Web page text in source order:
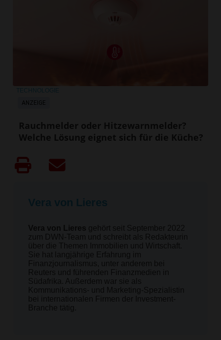
ANZEIGE
TECHNOLOGIE
Rauchmelder oder Hitzewarnmelder?
Welche Lösung eignet sich für die Küche?
Vera von Lieres
Vera von Lieres gehört seit September 2022
zum DWN-Team und schreibt als Redakteurin
über die Themen Immobilien und Wirtschaft.
Sie hat langjährige Erfahrung im
Finanzjournalismus, unter anderem bei
Reuters und führenden Finanzmedien in
Südafrika. Außerdem war sie als
Kommunikations- und Marketing-Spezialistin
bei internationalen Firmen der Investment-
Branche tätig.